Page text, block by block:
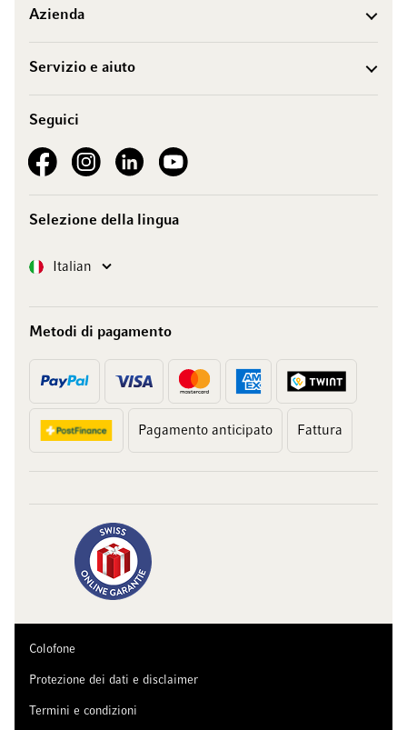
Azienda
Servizio e aiuto
Seguici
See our FacebookSee our Instagram account
See our LinkedInSee our YouTube channel
Selezione della lingua
Lingua Italian
Metodi di pagamento
Pagamento anticipato Fattura
Colofone
Protezione dei dati e disclaimer
Termini e condizioni